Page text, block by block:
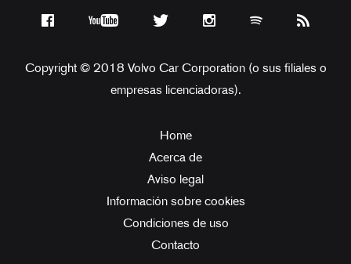
Copyright © 2018 Volvo Car Corporation (o sus filiales o
empresas licenciadoras).
Home
Acerca de
Aviso legal
Información sobre cookies
Condiciones de uso
Contacto